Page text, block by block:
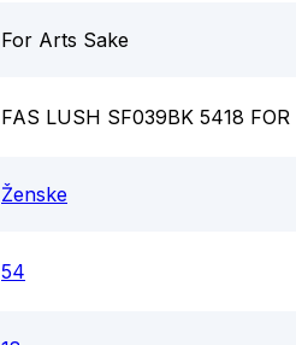
For Arts Sake
FAS LUSH SF039BK 5418
Ženske
54